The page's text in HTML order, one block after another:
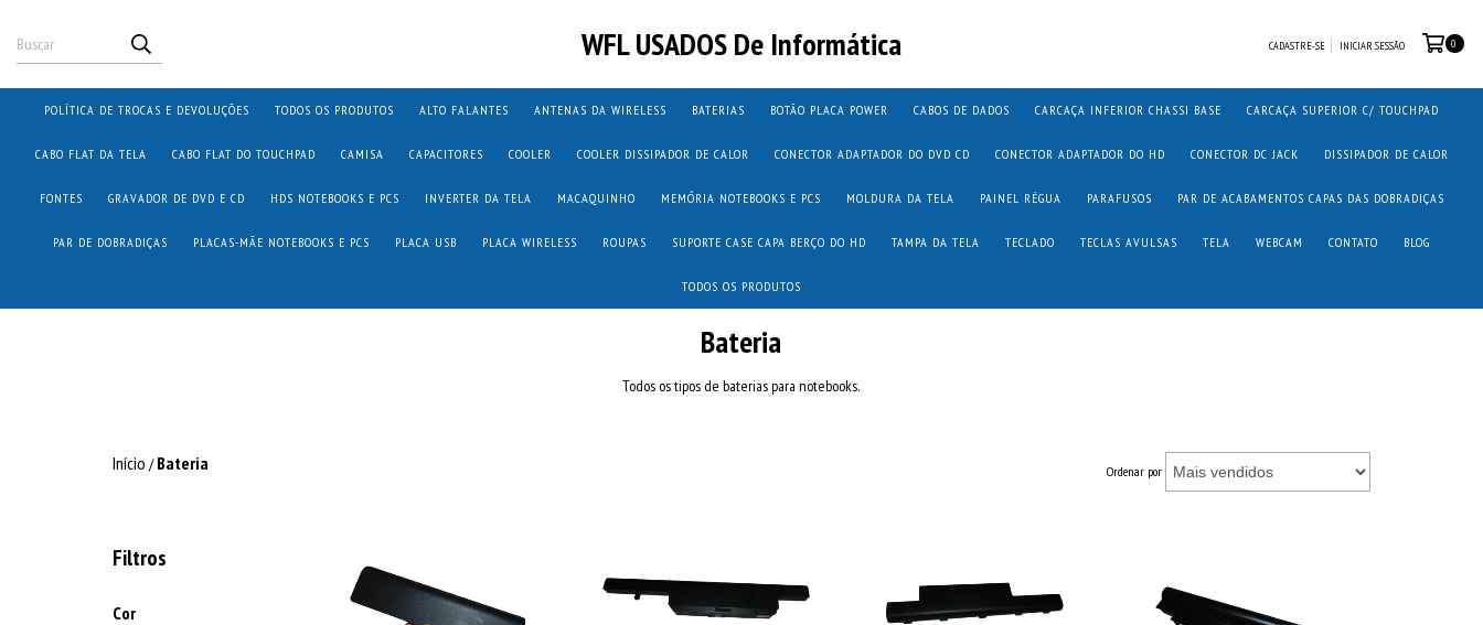
WFL USADOS De Informática CADASTRE-SE INICIAR SESSÃO 0
POLÍTICA DE TROCAS E DEVOLUÇÕES TODOS OS PRODUTOS ALTO FALANTES ANTENAS DA WIRELESS BATERIAS BOTÃO PLACA POWER CABOS DE DADOS CARCAÇA INFERIOR CHASSI BASE CARCAÇA SUPERIOR C/ TOUCHPAD
CABO FLAT DA TELA CABO FLAT DO TOUCHPAD CAMISA CAPACITORES COOLER COOLER DISSIPADOR DE CALOR CONECTOR ADAPTADOR DO DVD CD CONECTOR ADAPTADOR DO HD CONECTOR DC JACK DISSIPADOR DE CALOR
FONTES GRAVADOR DE DVD E CD HDS NOTEBOOKS E PCS INVERTER DA TELA MACAQUINHO MEMÓRIA NOTEBOOKS E PCS MOLDURA DA TELA PAINEL RÉGUA PARAFUSOS PAR DE ACABAMENTOS CAPAS DAS DOBRADIÇAS
PAR DE DOBRADIÇAS PLACAS-MÃE NOTEBOOKS E PCS PLACA USB PLACA WIRELESS ROUPAS SUPORTE CASE CAPA BERÇO DO HD TAMPA DA TELA TECLADO TECLAS AVULSAS TELA WEBCAM CONTATO BLOG
TODOS OS PRODUTOS
Bateria
Todos os tipos de baterias para notebooks.
Início / Bateria Ordenar por
Filtros
Cor